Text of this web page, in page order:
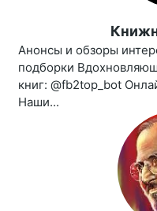
Анонсы и обзоры
подборки
книг: @fb2top_bot
Наши...